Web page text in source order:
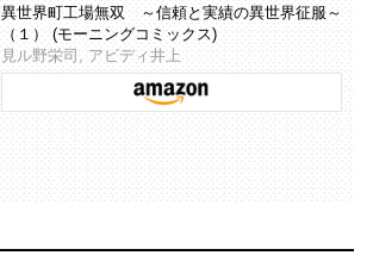
異世界町工場無双 ～信頼と実績の異世界征服～
（１） (モーニングコミックス)
見ル野栄司, アビディ井上